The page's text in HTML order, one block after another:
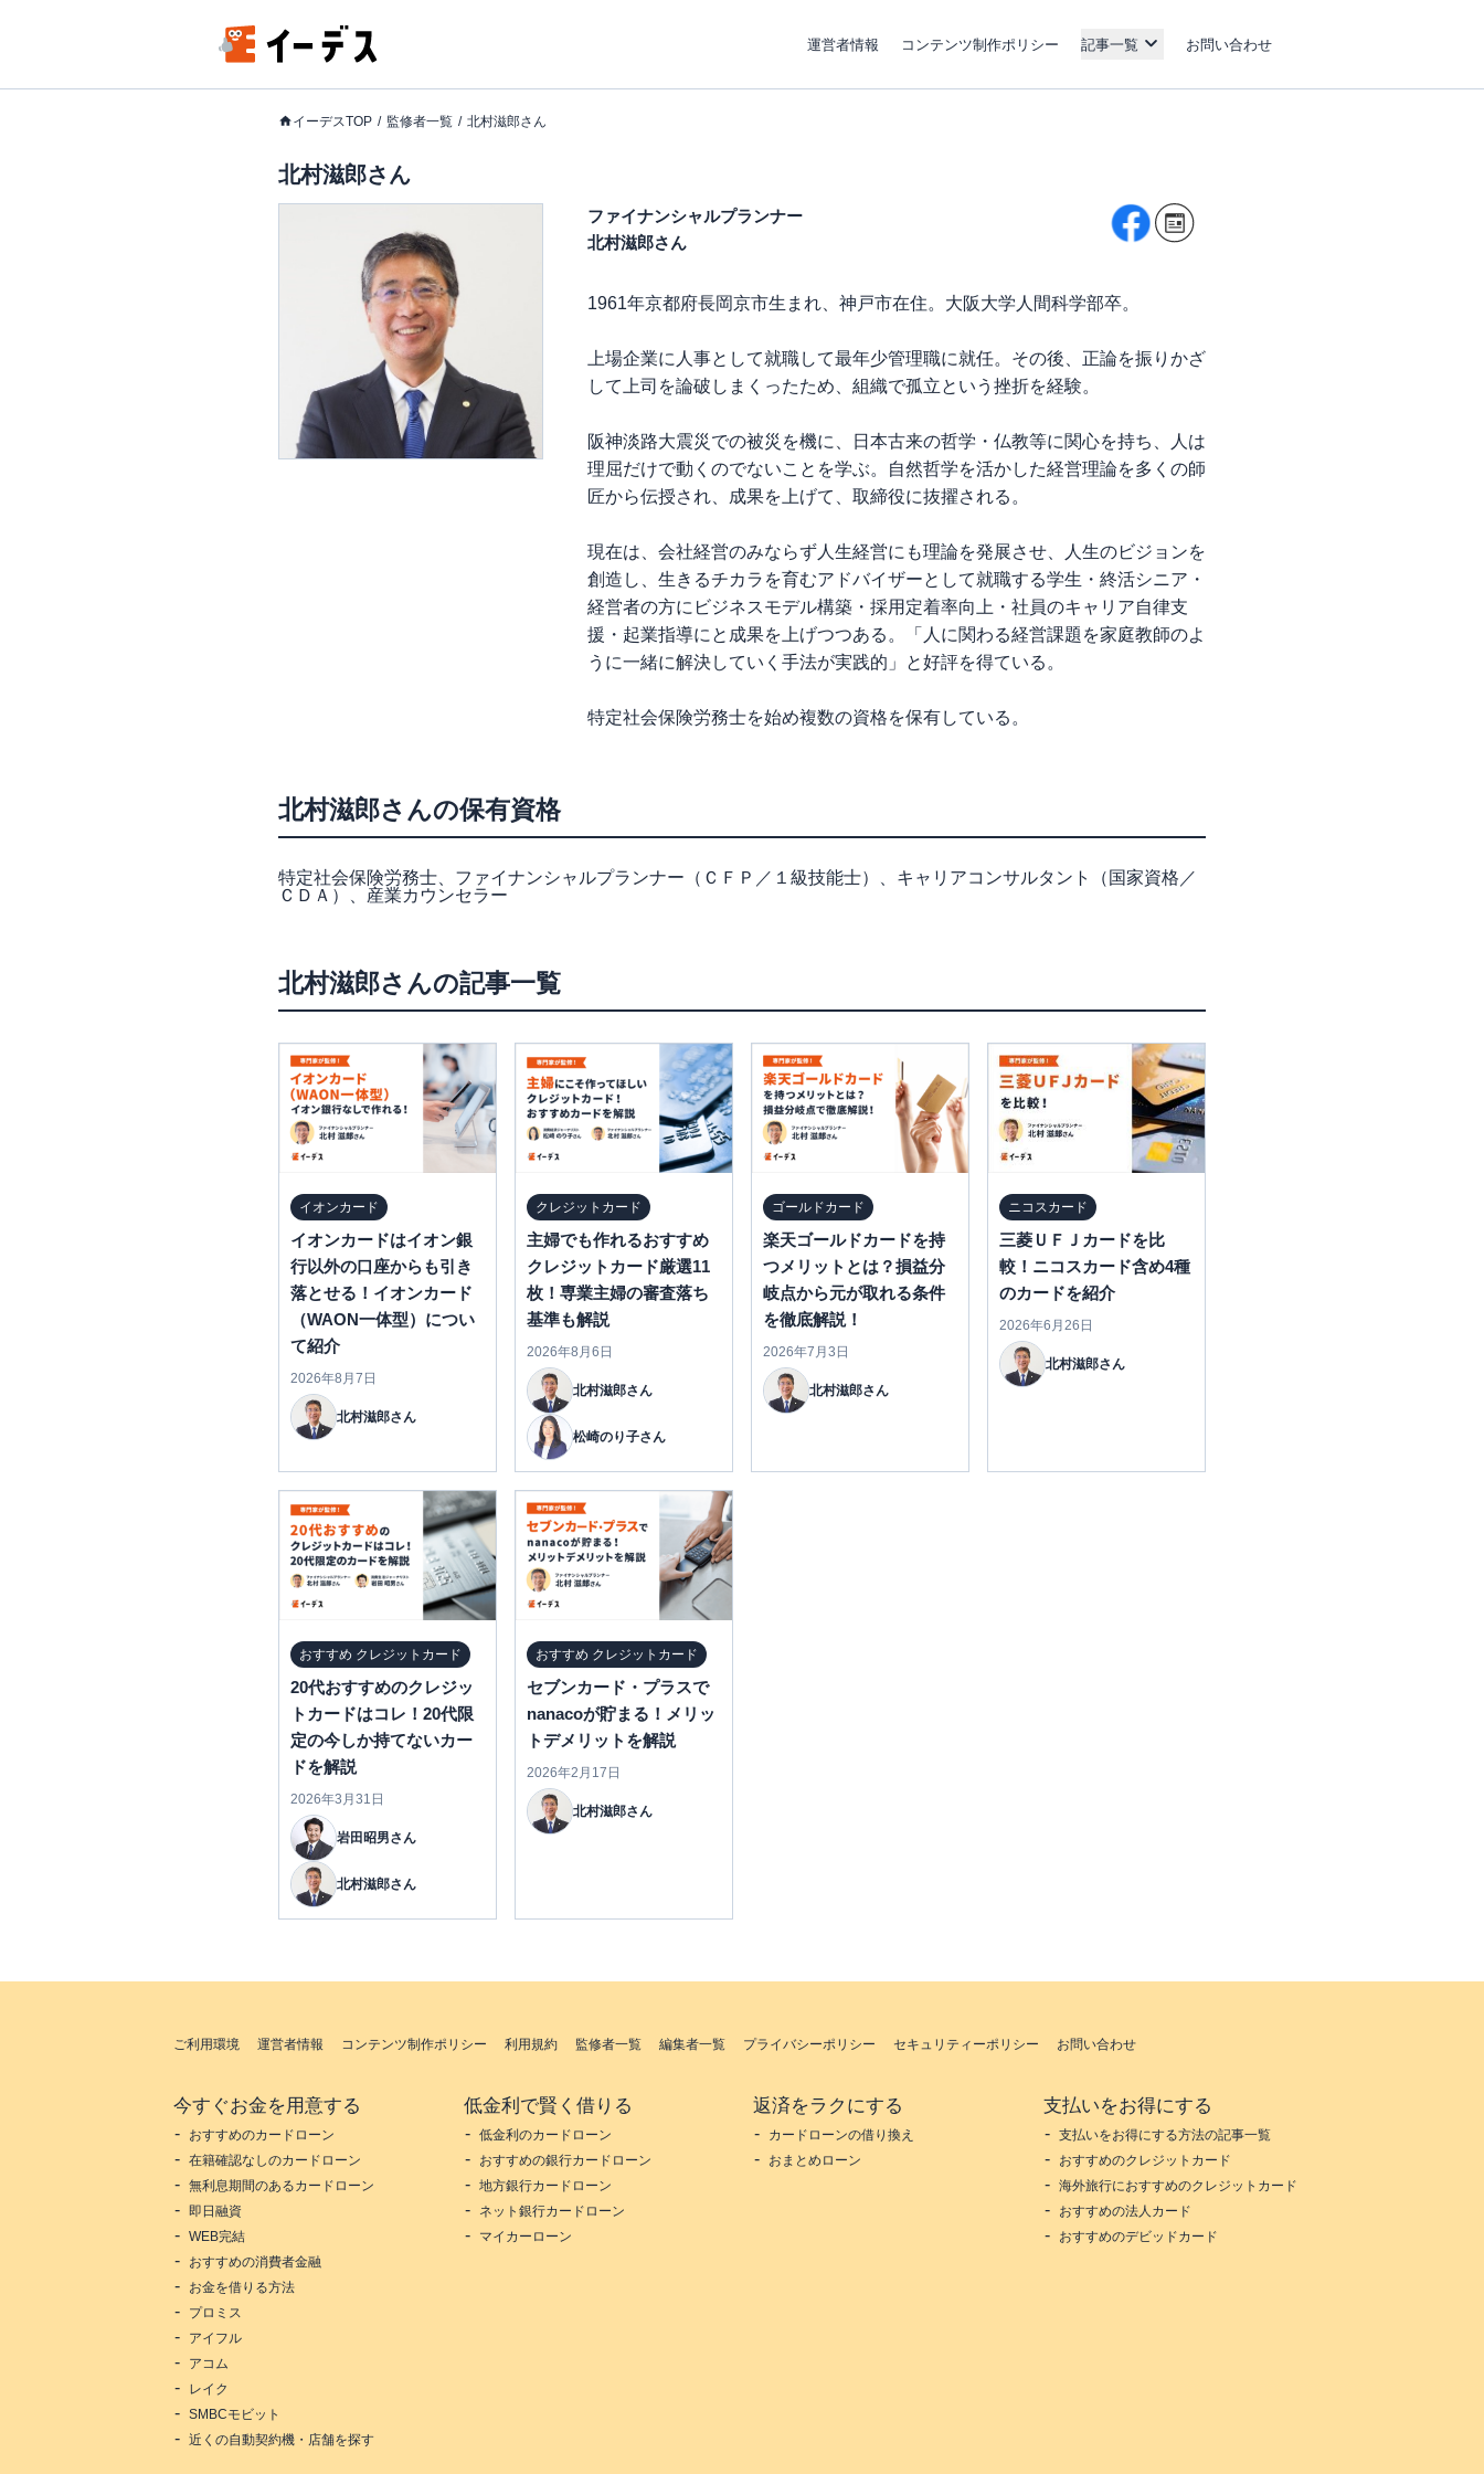
運営者情報 コンテンツ制作ポリシー 記事一覧 お問い合わせ
イーデスTOP 監修者一覧 北村滋郎さん
北村滋郎さん
ファイナンシャルプランナー
北村滋郎さん
1961年京都府長岡京市生まれ、神戸市在住。大阪大学人間科学部卒。
上場企業に人事として就職して最年少管理職に就任。その後、正論を振りかざ
して上司を論破しまくったため、組織で孤立という挫折を経験。
阪神淡路大震災での被災を機に、日本古来の哲学・仏教等に関心を持ち、人は
理屈だけで動くのでないことを学ぶ。自然哲学を活かした経営理論を多くの師
匠から伝授され、成果を上げて、取締役に抜擢される。
現在は、会社経営のみならず人生経営にも理論を発展させ、人生のビジョンを
創造し、生きるチカラを育むアドバイザーとして就職する学生・終活シニア・
経営者の方にビジネスモデル構築・採用定着率向上・社員のキャリア自律支
援・起業指導にと成果を上げつつある。「人に関わる経営課題を家庭教師のよ
うに一緒に解決していく手法が実践的」と好評を得ている。
特定社会保険労務士を始め複数の資格を保有している。
北村滋郎さんの保有資格
特定社会保険労務士、ファイナンシャルプランナー（ＣＦＰ／１級技能士）、キャリアコンサルタント（国家資格／
ＣＤＡ）、産業カウンセラー
北村滋郎さんの記事一覧
イオンカード
イオンカードはイオン銀
行以外の口座からも引き
落とせる！イオンカード
（WAON一体型）につい
て紹介
2026年8月7日
北村滋郎さん
クレジットカード
主婦でも作れるおすすめ
クレジットカード厳選11
枚！専業主婦の審査落ち
基準も解説
2026年8月6日
北村滋郎さん
松崎のり子さん
ゴールドカード
楽天ゴールドカードを持
つメリットとは？損益分
岐点から元が取れる条件
を徹底解説！
2026年7月3日
北村滋郎さん
ニコスカード
三菱ＵＦＪカードを比
較！ニコスカード含め4種
のカードを紹介
2026年6月26日
北村滋郎さん
おすすめ クレジットカード
20代おすすめのクレジッ
トカードはコレ！20代限
定の今しか持てないカー
ドを解説
2026年3月31日
岩田昭男さん
北村滋郎さん
おすすめ クレジットカード
セブンカード・プラスで
nanacoが貯まる！メリッ
トデメリットを解説
2026年2月17日
北村滋郎さん
ご利用環境 運営者情報 コンテンツ制作ポリシー 利用規約 監修者一覧 編集者一覧 プライバシーポリシー セキュリティーポリシー お問い合わせ
今すぐお金を用意する
おすすめのカードローン
在籍確認なしのカードローン
無利息期間のあるカードローン
即日融資
WEB完結
おすすめの消費者金融
お金を借りる方法
プロミス
アイフル
アコム
レイク
SMBCモビット
近くの自動契約機・店舗を探す
低金利で賢く借りる
低金利のカードローン
おすすめの銀行カードローン
地方銀行カードローン
ネット銀行カードローン
マイカーローン
返済をラクにする
カードローンの借り換え
おまとめローン
支払いをお得にする
支払いをお得にする方法の記事一覧
おすすめのクレジットカード
海外旅行におすすめのクレジットカード
おすすめの法人カード
おすすめのデビッドカード